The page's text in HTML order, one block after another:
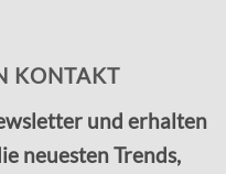
KONTAKT
und erhalten
neuesten Trends,